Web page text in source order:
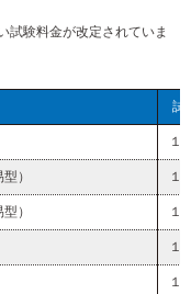
験料金が改定されていま
試
１
） １
） １
１
１